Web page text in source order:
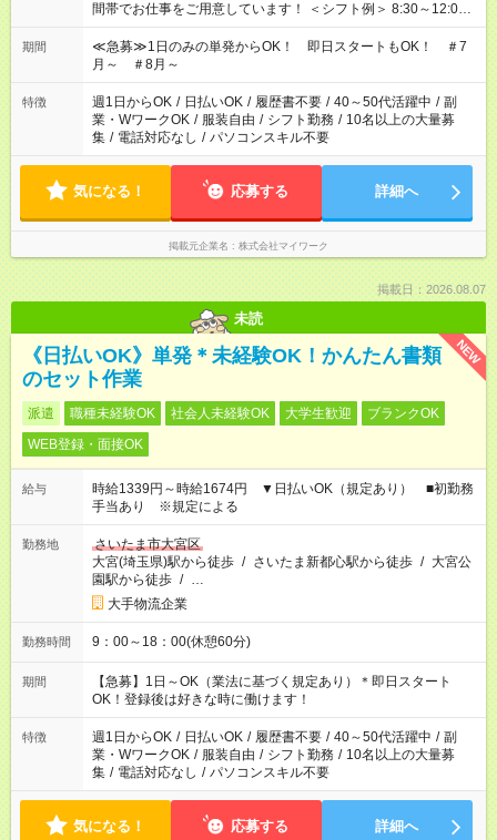
間帯でお仕事をご用意しています！ ＜シフト例＞ 8:30～12:00
17:00～22:00 13:00～22:00 22:00～翌6:00 など
期間
≪急募≫1日のみの単発からOK！ 即日スタートもOK！ ＃7
月～ ＃8月～
特徴 週1日からOK / 日払いOK / 履歴書不要 / 40～50代活躍中 / 副
業・WワークOK / 服装自由 / シフト勤務 / 10名以上の大量募
集 / 電話対応なし / パソコンスキル不要
気になる！ 応募する 詳細へ
掲載元企業名 株式会社マイワーク
掲載日：2026.08.07
未読
NEW
《日払いOK》単発＊未経験OK！かんたん書類
のセット作業
派遣 職種未経験OK 社会人未経験OK 大学生歓迎
ブランクOK
WEB登録・面接OK
給与
時給1339円～時給1674円 ▼日払いOK（規定あり） ■初勤務
手当あり ※規定による
勤務地
さいたま市大宮区
大宮(埼玉県)駅から徒歩 / さいたま新都心駅から徒歩 / 大宮公
園駅から徒歩 / …
大手物流企業
勤務時間 9：00～18：00(休憩60分)
期間
【急募】1日～OK（業法に基づく規定あり）＊即日スタート
OK！登録後は好きな時に働けます！
特徴 週1日からOK / 日払いOK / 履歴書不要 / 40～50代活躍中 / 副
業・WワークOK / 服装自由 / シフト勤務 / 10名以上の大量募
集 / 電話対応なし / パソコンスキル不要
気になる！ 応募する 詳細へ